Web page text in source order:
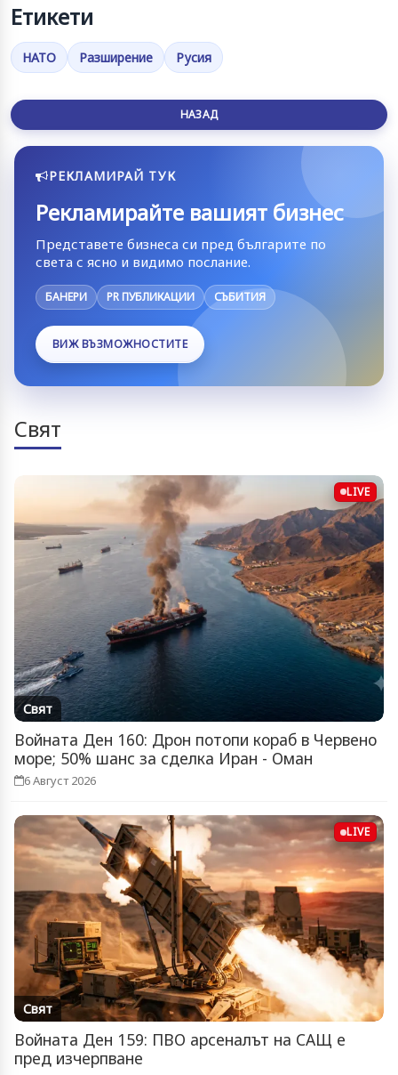
Етикети
НАТО Разширение Русия
НАЗАД
РЕКЛАМИРАЙ ТУК
Рекламирайте вашият бизнес
Представете бизнеса си пред българите по
света с ясно и видимо послание.
БАНЕРИ PR ПУБЛИКАЦИИ СЪБИТИЯ
ВИЖ ВЪЗМОЖНОСТИТЕ
Свят
LIVE
Свят
Войната Ден 160: Дрон потопи кораб в Червено
море; 50% шанс за сделка Иран - Оман
6 Август 2026
LIVE
Свят
Войната Ден 159: ПВО арсеналът на САЩ е
пред изчерпване